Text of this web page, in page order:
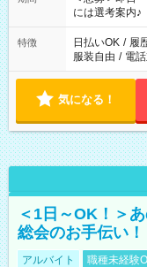
業界から入社
には選考案内♪
特徴 日払いOK / 履
服装自由 / 電
気になる！
＜1日～OK！＞
総会のお手伝い！
アルバイト 職種未経験